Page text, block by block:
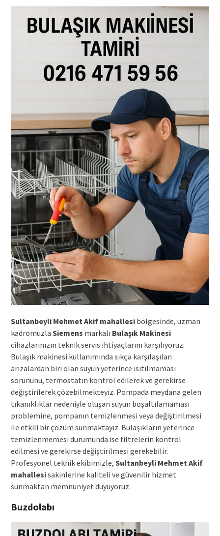
Sultanbeyli Mehmet Akif mahallesibölgesinde, uzman
kadromuzla Siemens markalı Bulaşık Makinesi
cihazlarınızın teknik servis ihtiyaçlarını karşılıyoruz.
Bulaşık makinesi kullanımında sıkça karşılaşılan
arızalardan biri olan suyun yeterince ısıtılmaması
sorununu, termostatın kontrol edilerek ve gerekirse
değiştirilerek çözebilmekteyiz. Pompada meydana gelen
tıkanıklıklar nedeniyle oluşan suyun boşaltılamaması
problemine, pompanın temizlenmesi veya değiştirilmesi
ile etkili bir çözüm sunmaktayız. Bulaşıkların yeterince
temizlenmemesi durumunda ise filtrelerin kontrol
edilmesi ve gerekirse değiştirilmesi gerekebilir.
Profesyonel teknik ekibimizle, Sultanbeyli Mehmet Akif
mahallesisakinlerine kaliteli ve güvenilir hizmet
sunmaktan memnuniyet duyuyoruz.
Buzdolabı